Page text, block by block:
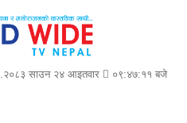
साउन २४ आइतवार ०९:४७:१२ बजे